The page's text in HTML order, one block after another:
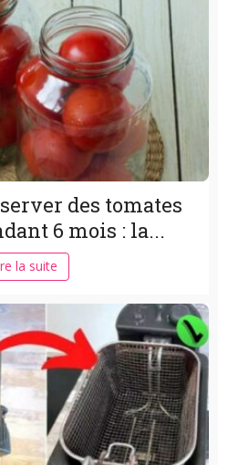
des tomates
6 mois : la...
la suite